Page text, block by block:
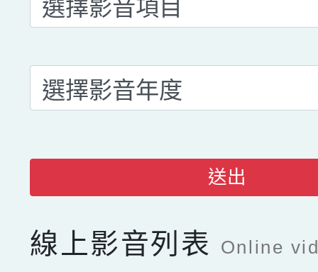
送出
線上影音列表 Online